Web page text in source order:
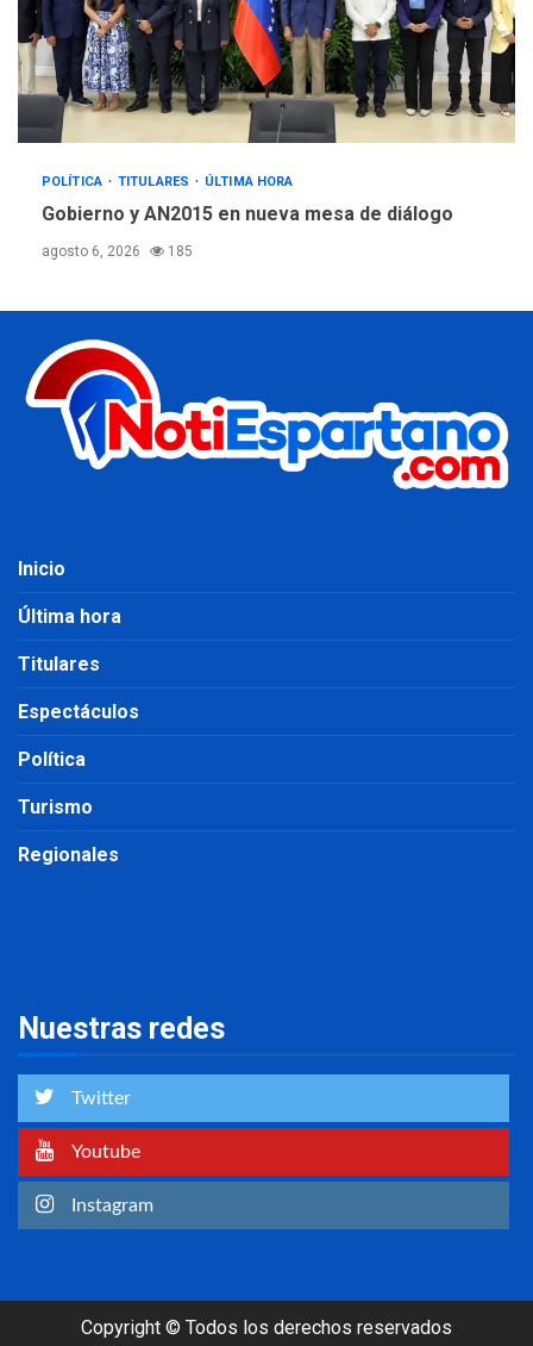
POLÍTICA TITULARES ÚLTIMA HORA
Gobierno y AN2015 en nueva mesa de diálogo
agosto 6, 2026 185
Inicio
Última hora
Titulares
Espectáculos
Política
Turismo
Regionales
Nuestras redes
Twitter
Youtube
Instagram
Copyright © Todos los derechos reservados